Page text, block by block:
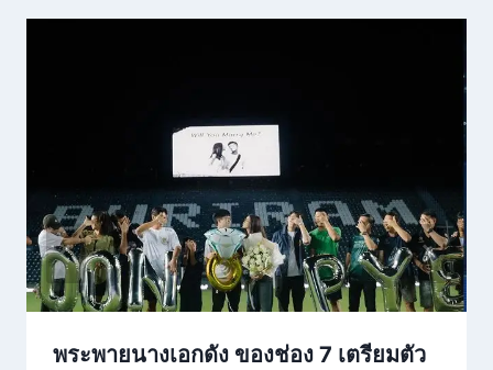
พระพายนางเอกดัง ของช่อง 7 เตรียมตัว